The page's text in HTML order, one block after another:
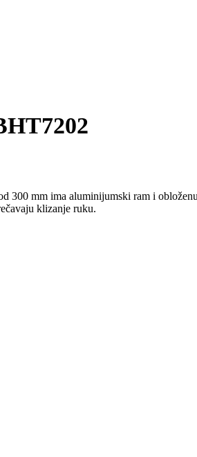
300 mm ima aluminijumski ram i
klizanje ruku.